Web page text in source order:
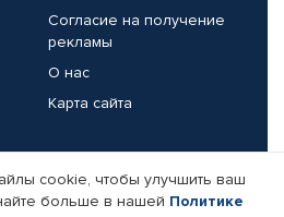
Согласие на получение
рекламы
О нас
Карта сайта
cookie, чтобы улучшить ваш
больше в нашей Политике